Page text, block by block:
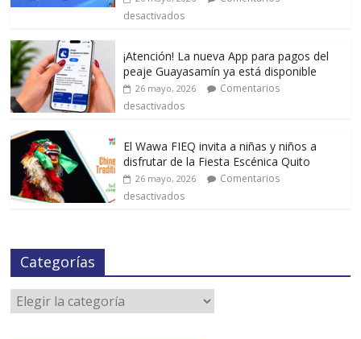
desactivados
¡Atención! La nueva App para pagos del
peaje Guayasamín ya está disponible
26 mayo, 2026
Comentarios
desactivados
El Wawa FIEQ invita a niñas y niños a
disfrutar de la Fiesta Escénica Quito
26 mayo, 2026
Comentarios
desactivados
Categorías